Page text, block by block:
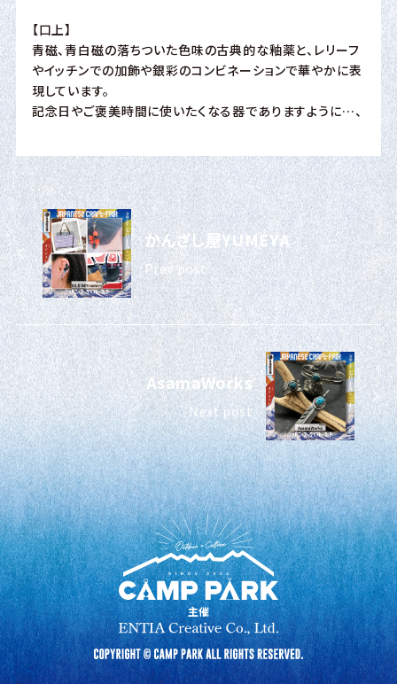
【口上】
青磁、青白磁の落ちついた色味の古典的な釉薬と、レリーフ
やイッチンでの加飾や銀彩のコンビネーションで華やかに表
現しています。
記念日やご褒美時間に使いたくなる器でありますように…、
かんざし屋YUMEYA
Prev post
AsamaWorks
Next post
主催